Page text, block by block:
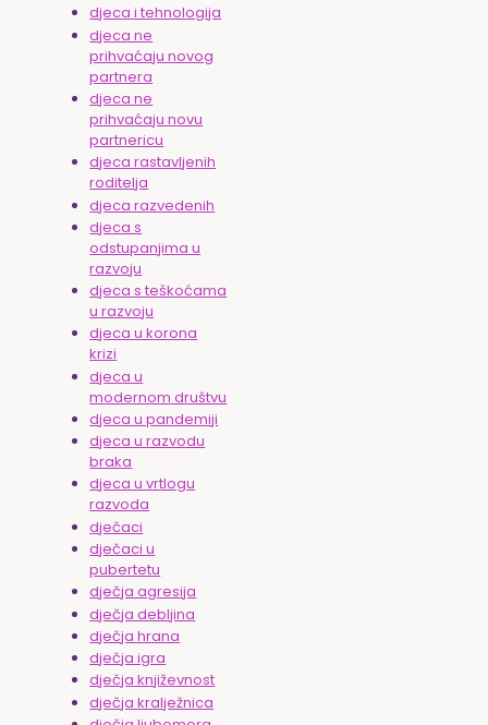
djeca i tehnologija
djeca ne
prihvaćaju novog
partnera
djeca ne
prihvaćaju novu
partnericu
djeca rastavljenih
roditelja
djeca razvedenih
djeca s
odstupanjima u
razvoju
djeca s teškoćama
u razvoju
djeca u korona
krizi
djeca u
modernom društvu
djeca u pandemiji
djeca u razvodu
braka
djeca u vrtlogu
razvoda
dječaci
dječaci u
pubertetu
dječja agresija
dječja debljina
dječja hrana
dječja igra
dječja književnost
dječja kralježnica